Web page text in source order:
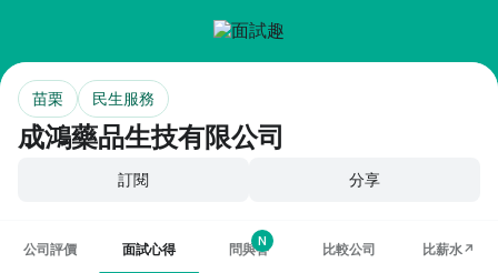
成鴻藥品生技有限公司
苗栗 民生服務
訂閱 分享
公司評價 面試心得 問與答
N
比較公司 比薪水↗